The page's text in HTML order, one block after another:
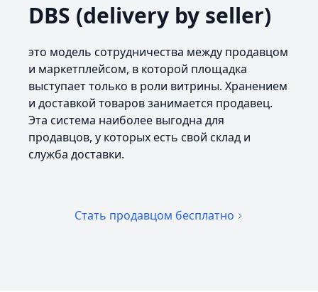
DBS (delivery by seller)
это модель сотрудничества между продавцом
и маркетплейсом, в которой площадка
выступает только в роли витрины. Хранением
и доставкой товаров занимается продавец.
Эта система наиболее выгодна для
продавцов, у которых есть свой склад и
служба доставки.
Стать продавцом бесплатно